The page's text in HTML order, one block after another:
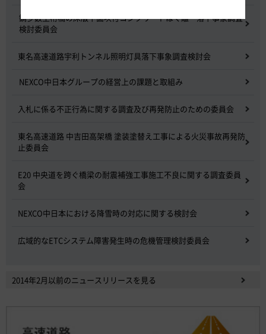
鋼少数主桁橋の床版下面吹付コンクリートはく離・落下事象調査
検討委員会
東名高速道路宇利トンネル照明灯具落下事象調査検討会
NEXCO中日本グループの経営上の課題と取組み
入札に係る不正行為に関する調査及び再発防止のための委員会
東名高速道路 中吉田高架橋 塗装塗替え工事による火災事故再発防
止委員会
E20 中央道を跨ぐ橋梁の耐震補強工事施工不良に関する調査委員
会
NEXCO中日本における降雪時の対応に関する検討会
広域的なETCシステム障害発生時の危機管理検討委員会
2014年2月以前のニュースリリースを見る